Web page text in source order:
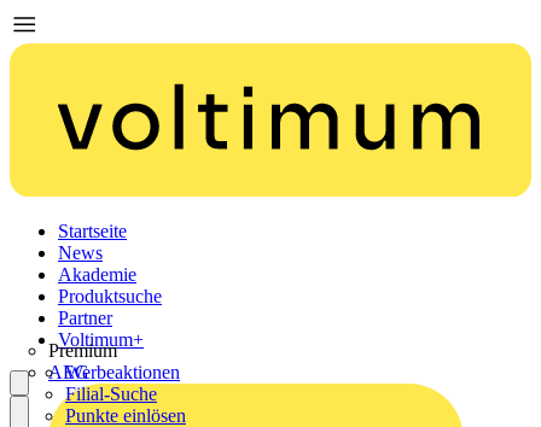
Startseite
News
Akademie
Produktsuche
Partner
Premium
AEG
Voltimum+
Werbeaktionen
Filial-Suche
Punkte einlösen